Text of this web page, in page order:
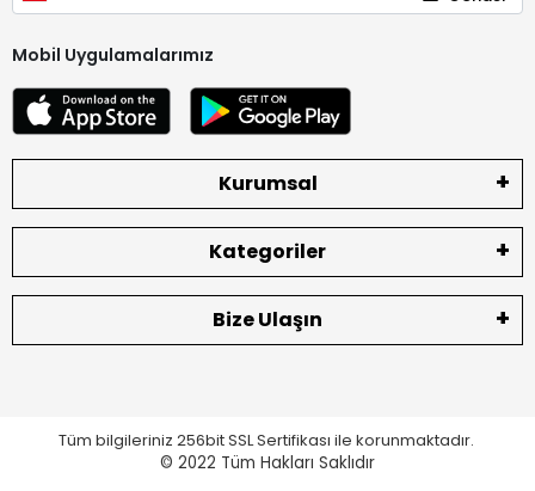
Mobil Uygulamalarımız
Kurumsal
Kategoriler
Bize Ulaşın
Tüm bilgileriniz 256bit SSL Sertifikası ile korunmaktadır.
© 2022 Tüm Hakları Saklıdır